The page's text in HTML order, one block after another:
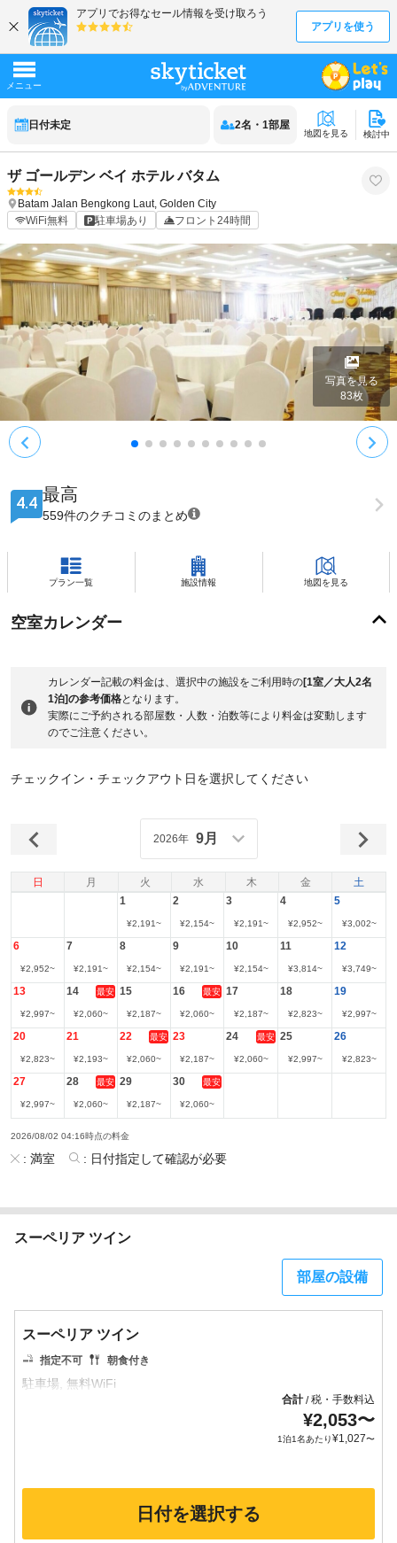
日付未定 2名 ・ 1部屋
地図を見る 検討中
ザ ゴールデン ベイ ホテル バタム
Batam Jalan Bengkong Laut, Golden City
WiFi無料
駐車場あり フロント24時間
写真を見る
83枚
4.4 最高
559件のクチコミのまとめ
プラン一覧 施設情報 地図を見る
空室カレンダー
カレンダー記載の料金は、選択中の施設をご利用時の[1室／大人2名
1泊]の参考価格となります。
実際にご予約される部屋数・人数・泊数等により料金は変動します
のでご注意ください。
チェックイン・チェックアウト日を選択してください
日 月 火 水 木 金 土
2026年 9月
1
¥2,191~
2
¥2,154~
3
¥2,191~
4
¥2,952~
5
¥3,002~
6
¥2,952~
7
¥2,191~
8
¥2,154~
9
¥2,191~
10
¥2,154~
11
¥3,814~
12
¥3,749~
13
¥2,997~
14 最安
¥2,060~
15
¥2,187~
16 最安
¥2,060~
17
¥2,187~
18
¥2,823~
19
¥2,997~
20
¥2,823~
21
¥2,193~
22 最安
¥2,060~
23
¥2,187~
24 最安
¥2,060~
25
¥2,997~
26
¥2,823~
27
¥2,997~
28 最安
¥2,060~
29
¥2,187~
30 最安
¥2,060~
2026/08/02 04:16時点の料金
: 満室 : 日付指定して確認が必要
スーペリア ツイン
部屋の設備
スーペリア ツイン
指定不可 朝食付き
合計/税・手数料込
¥2,053〜
1泊1名あたり¥1,027〜
日付を選択する